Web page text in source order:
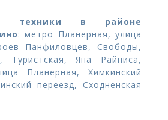
техники в районе
: метро Планерная, улица
Панфиловцев, Свободы,
Туристская, Яна Райниса,
Планерная, Химкинский
переезд, Сходненская